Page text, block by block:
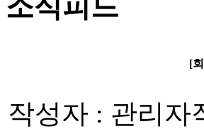
소식피드
[
작성자 : 관리자